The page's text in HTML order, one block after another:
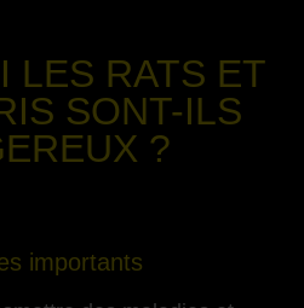
LES RATS ET
SONT-ILS
?
importants